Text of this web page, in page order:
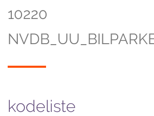
10220
kodeliste